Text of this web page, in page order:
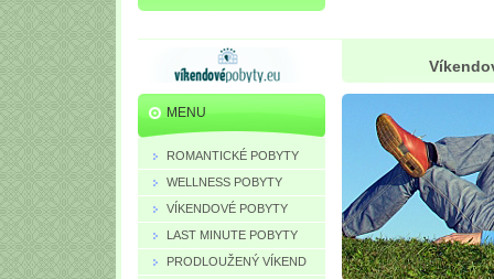
MENU
ROMANTICKÉ POBYTY
WELLNESS POBYTY
VÍKENDOVÉ POBYTY
LAST MINUTE POBYTY
PRODLOUŽENÝ VÍKEND